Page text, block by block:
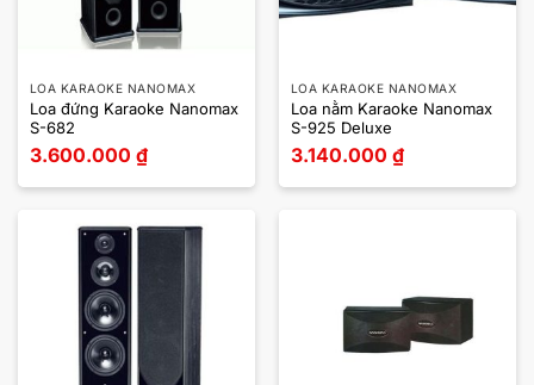
LOA KARAOKE NANOMAX
Loa đứng Karaoke Nanomax
S-682
3.600.000 ₫
LOA KARAOKE NANOMAX
Loa nằm Karaoke Nanomax
S-925 Deluxe
3.140.000 ₫